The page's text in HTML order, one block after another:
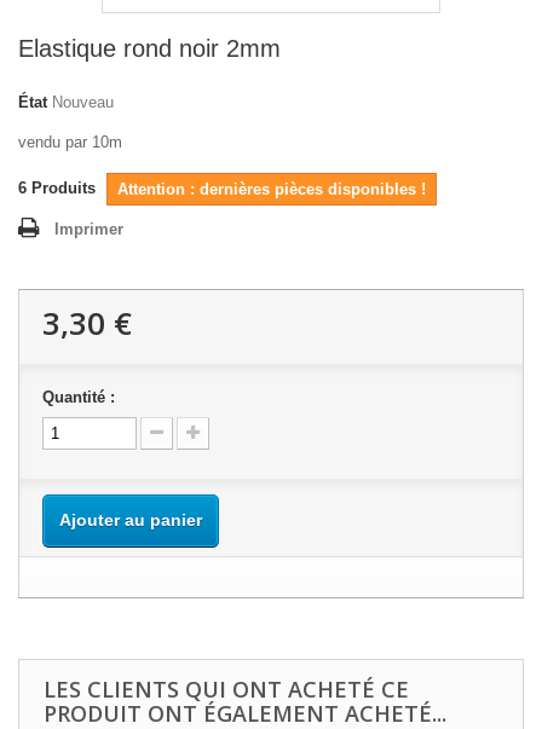
Elastique rond noir 2mm
État Nouveau
vendu par 10m
6 Produits Attention : dernières pièces disponibles !
Imprimer
3,30 €
Quantité :
Ajouter au panier
LES CLIENTS QUI ONT ACHETÉ CE
PRODUIT ONT ÉGALEMENT ACHETÉ...